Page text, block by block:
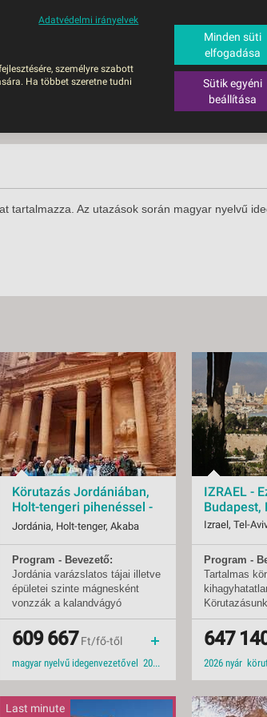
RÖVID NYARALÁSOK SÚGÓ
tartalmazza. Az utazások során magyar nyelvű
magyar nyelvű idegenvezetővel 2026 2026 ősz idegenvezetővel
Körutazás Jordániában,
Holt-tengeri pihenéssel -
Budapest, Repülő 4*
Jordánia, Holt-tenger, Akaba
Indulások:
2026.10.10-tól
Időpontok:
2 db
Ellátás:
félpanzió
Típus:
Besorolás:
4*
Szállás:
Hotel
Utazás:
menetrendszerinti járattal
Program - Bevezető:
Jordánia varázslatos tájai illetve
épületei szinte mágnesként
vonzzák a kalandvágyó
turistákat. Az ország
szimbólumának számító Petra
még ma is az ókor
misztikumának őrzője.
609 667 Ft/fő-től
IZRAEL -
Budapest,
Izrael, Tel-
Indulások:
Időpontok:
Ellátás:
Típus:
Besorolás:
Szállás:
Utazás:
Program -
Tartalmas
legrövidebb
meg az
történelmi
Nehéz
egybe
647
Last minute
Adatvédelmi irányelvek
személyre szabott
Ha többet szeretne tudni
Minden süti
elfogadása
Sütik egyéni
beállítása